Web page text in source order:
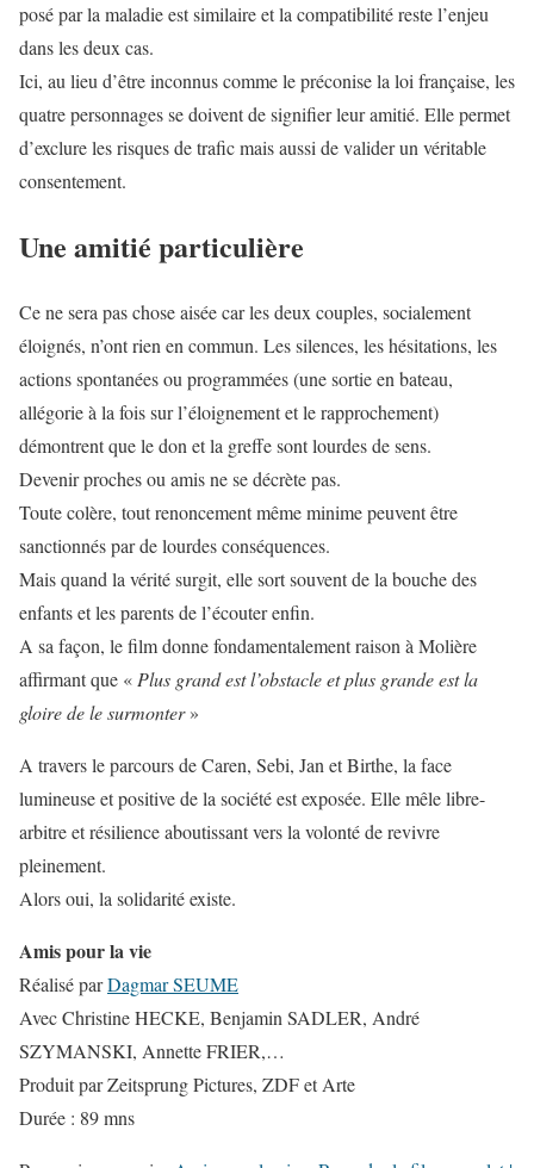
posé par la maladie est similaire et la compatibilité reste l’enjeu
dans les deux cas.
Ici, au lieu d’être inconnus comme le préconise la loi française, les
quatre personnages se doivent de signifier leur amitié. Elle permet
d’exclure les risques de trafic mais aussi de valider un véritable
consentement.
Une amitié particulière
Ce ne sera pas chose aisée car les deux couples, socialement
éloignés, n’ont rien en commun. Les silences, les hésitations, les
actions spontanées ou programmées (une sortie en bateau,
allégorie à la fois sur l’éloignement et le rapprochement)
démontrent que le don et la greffe sont lourdes de sens.
Devenir proches ou amis ne se décrète pas.
Toute colère, tout renoncement même minime peuvent être
sanctionnés par de lourdes conséquences.
Mais quand la vérité surgit, elle sort souvent de la bouche des
enfants et les parents de l’écouter enfin.
A sa façon, le film donne fondamentalement raison à Molière
affirmant que «Plus grand est l’obstacle et plus grande est la
gloire de le surmonter»
A travers le parcours de Caren, Sebi, Jan et Birthe, la face
lumineuse et positive de la société est exposée. Elle mêle libre-
arbitre et résilience aboutissant vers la volonté de revivre
pleinement.
Alors oui, la solidarité existe.
Amis pour la vie
Réalisé parDagmar SEUME
Avec Christine HECKE, Benjamin SADLER, André
SZYMANSKI, Annette FRIER,…
Produit par Zeitsprung Pictures, ZDF et Arte
Durée : 89 mns